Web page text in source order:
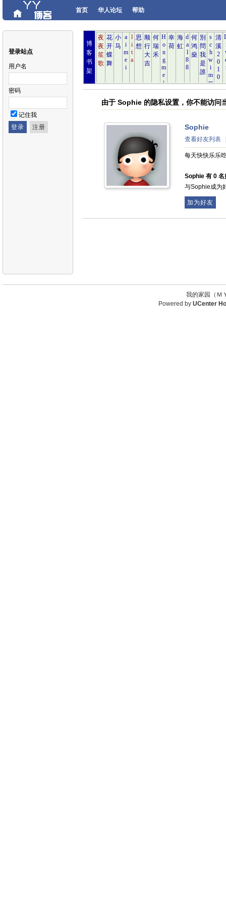
首页 华人论坛 帮助
登录站点
用户名
密码
记住我
博
客
书
架
由于 Sophie 的隐私设置，你不能访问
Sophie
查看好友列表
每天快快乐乐
Sophie 有 0
与Sophie成为
加为好友
我的家园（
Powered by UCenter